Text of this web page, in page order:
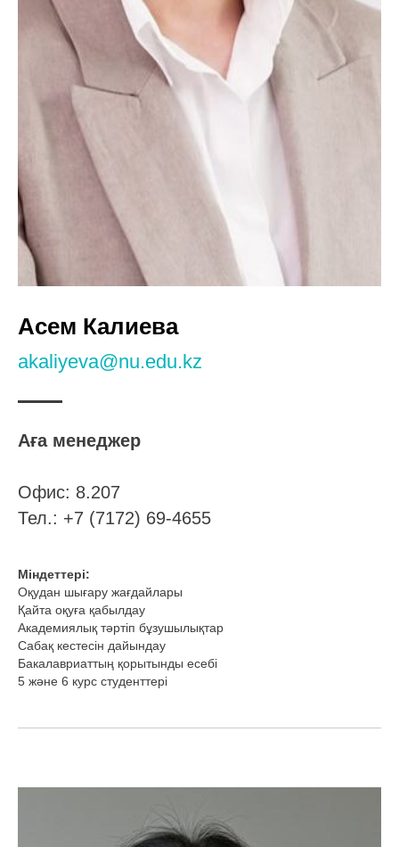
Асем Калиева
akaliyeva@nu.edu.kz
Аға менеджер
Офис: 8.207
Тел.: +7 (7172) 69-4655
Міндеттері:
Оқудан шығару жағдайлары
Қайта оқуға қабылдау
Академиялық тәртіп бұзушылықтар
Сабақ кестесін дайындау
Бакалавриаттың қорытынды есебі
5 және 6 курс студенттері